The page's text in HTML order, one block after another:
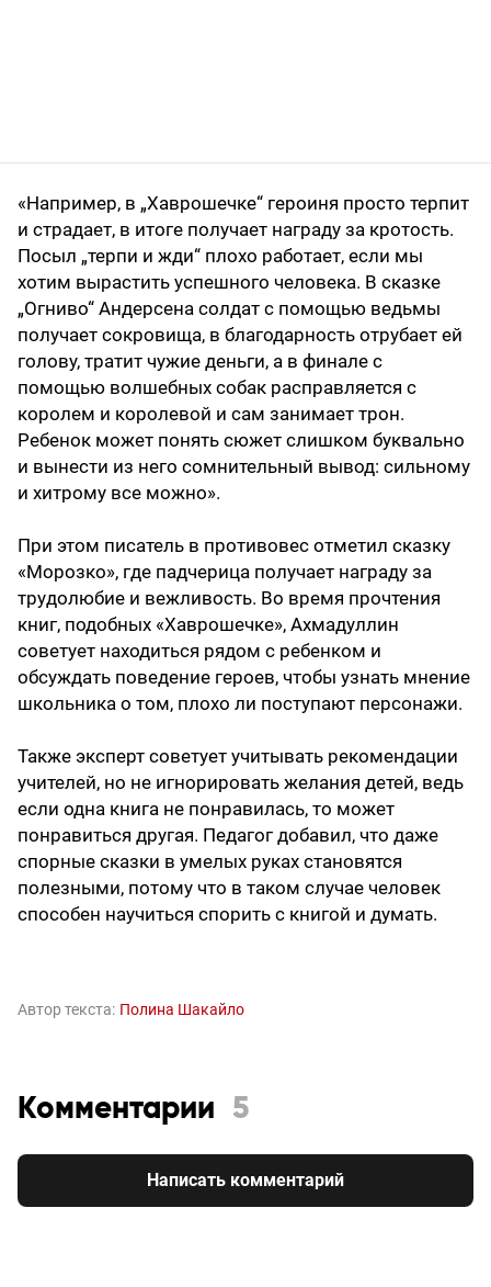
«Например, в „Хаврошечке“ героиня просто терпит
и страдает, в итоге получает награду за кротость.
Посыл „терпи и жди“ плохо работает, если мы
хотим вырастить успешного человека. В сказке
„Огниво“ Андерсена солдат с помощью ведьмы
получает сокровища, в благодарность отрубает ей
голову, тратит чужие деньги, а в финале с
помощью волшебных собак расправляется с
королем и королевой и сам занимает трон.
Ребенок может понять сюжет слишком буквально
и вынести из него сомнительный вывод: сильному
и хитрому все можно».
При этом писатель в противовес отметил сказку
«Морозко», где падчерица получает награду за
трудолюбие и вежливость. Во время прочтения
книг, подобных «Хаврошечке», Ахмадуллин
советует находиться рядом с ребенком и
обсуждать поведение героев, чтобы узнать мнение
школьника о том, плохо ли поступают персонажи.
Также эксперт советует учитывать рекомендации
учителей, но не игнорировать желания детей, ведь
если одна книга не понравилась, то может
понравиться другая. Педагог добавил, что даже
спорные сказки в умелых руках становятся
полезными, потому что в таком случае человек
способен научиться спорить с книгой и думать.
Автор текста: Полина Шакайло
Комментарии 5
Написать комментарий